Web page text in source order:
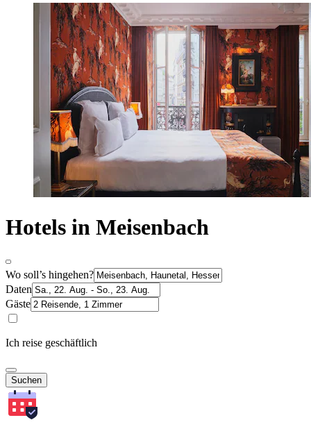
Hotels in Meisenbach
Wo soll’s hingehen?
Daten
Gäste
Ich reise geschäftlich
Suchen